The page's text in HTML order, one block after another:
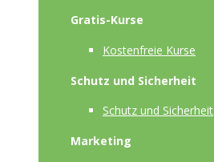
Gratis-Kurse
Kostenfreie Kurse
Schutz und Sicherheit
Schutz und Sicherheit
Marketing